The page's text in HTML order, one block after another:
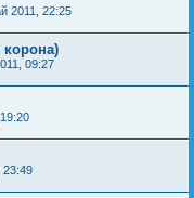
2011, 22:25
корона)
09:27
23:49